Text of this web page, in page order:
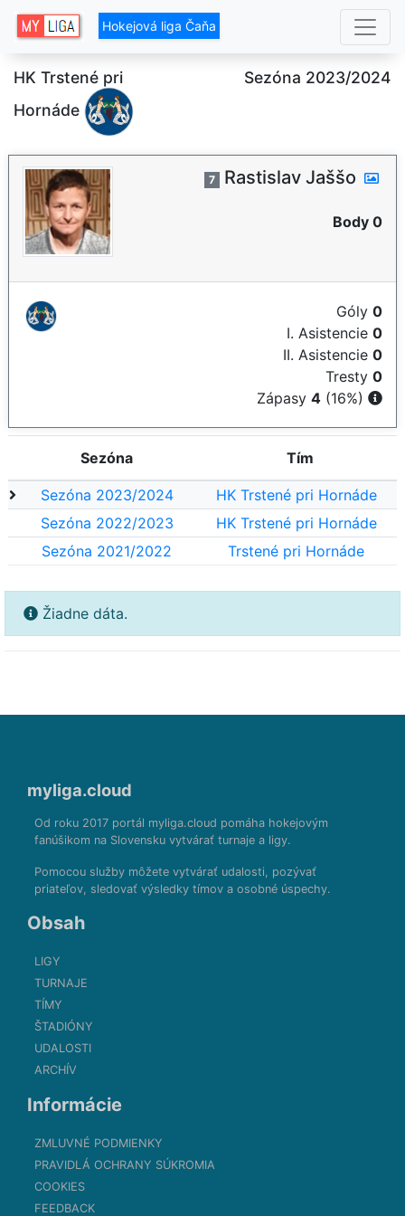
Hokejová liga Čaňa
HK Trstené pri
Hornáde
Sezóna 2023/2024
7 Rastislav Jaššo
Body 0
Góly 0
I. Asistencie 0
II. Asistencie 0
Tresty 0
Zápasy 4 (16%)
Sezóna Tím
Sezóna 2023/2024
HK Trstené pri Hornáde
Sezóna 2022/2023
HK Trstené pri Hornáde
Sezóna 2021/2022
Trstené pri Hornáde
Žiadne dáta.
myliga.cloud
Od roku 2017 portál myliga.cloud pomáha hokejovým
fanúšikom na Slovensku vytvárať turnaje a ligy.
Pomocou služby môžete vytvárať udalosti, pozývať
priateľov, sledovať výsledky tímov a osobné úspechy.
Obsah
LIGY
TURNAJE
TÍMY
ŠTADIÓNY
UDALOSTI
ARCHÍV
Informácie
ZMLUVNÉ PODMIENKY
PRAVIDLÁ OCHRANY SÚKROMIA
COOKIES
FEEDBACK